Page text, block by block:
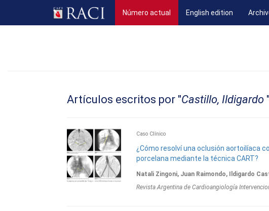
Número actual (current)English edition
Artículos escritos por "Castillo, Ildigardo
Caso Clínico
¿Cómo resolví una oclusión aortoilíaca
porcelana mediante la técnica CART?
Natali Zingoni, Juan Raimondo, Ildigardo
Revista Argentina de Cardioangiologí­a